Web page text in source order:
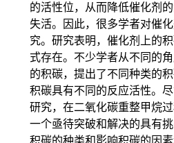
的活性位，从而降低催化剂
失活。因此，很多学者对催
究。研究表明，催化剂上的
式存在。不少学者从不同的
的积碳，提出了不同种类的
积碳具有不同的反应活性。
研究，在二氧化碳重整甲烷
一个亟待突破和解决的具有
积碳的种类和影响积碳的因